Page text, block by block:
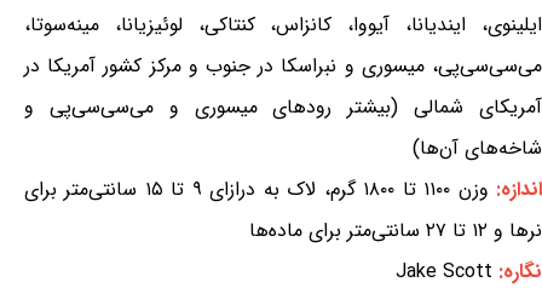
ایلینوی، ایندیانا، آیووا، کانزاس، کنتاکی، لوئیزیانا، مینه‌سوتا،
می‌سی‌سی‌پی، میسوری و نبراسکا در جنوب و مرکز کشور آمریکا در
آمریکای شمالی (بیشتر رودهای میسوری و می‌سی‌سی‌پی و
شاخه‌های آن‌ها)
اندازه:
وزن ۱۱۰۰ تا ۱۸۰۰ گرم، لاک به درازای ۹ تا ۱۵ سانتی‌متر برای
نرها و ۱۲ تا ۲۷ سانتی‌متر برای ماده‌ها
نگاره: Jake Scott